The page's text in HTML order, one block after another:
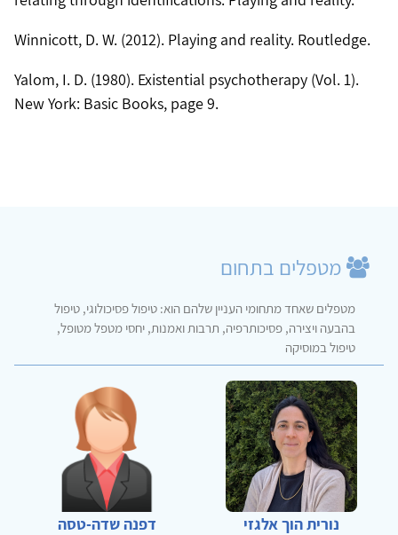
Yalom, I. D. (1980). Existential psychotherapy (Vol. 1).
New York: Basic Books,‏ page 9.
מטפלים בתחום
מטפלים שאחד מתחומי העניין שלהם הוא: טיפול פסיכולוגי, טיפול
בהבעה ויצירה, פסיכותרפיה, תרבות ואמנות, יחסי מטפל מטופל,
טיפול במוסיקה
נורית הוך אלגזי דפנה שדה-טסה